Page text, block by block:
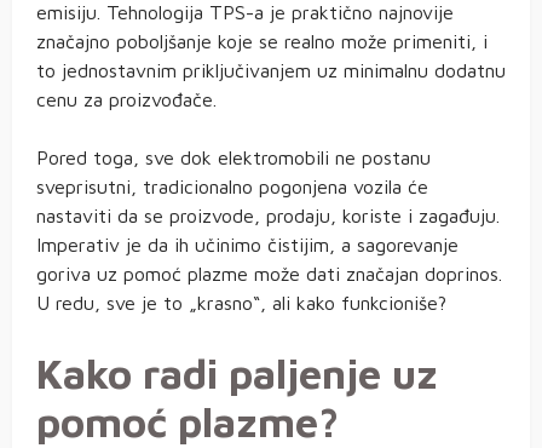
emisiju. Tehnologija TPS-a je praktično najnovije
značajno poboljšanje koje se realno može primeniti, i
to jednostavnim priključivanjem uz minimalnu dodatnu
cenu za proizvođače.
Pored toga, sve dok elektromobili ne postanu
sveprisutni, tradicionalno pogonjena vozila će
nastaviti da se proizvode, prodaju, koriste i zagađuju.
Imperativ je da ih učinimo čistijim, a sagorevanje
goriva uz pomoć plazme može dati značajan doprinos.
U redu, sve je to „krasno“, ali kako funkcioniše?
Kako radi paljenje uz
pomoć plazme?